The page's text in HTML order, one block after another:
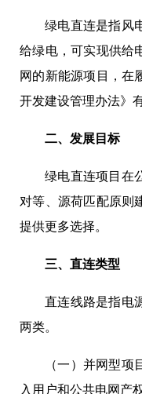
绿电直连是指风
给绿电，可实现供给
网的新能源项目，在
开发建设管理办法》
二、发展目标
绿电直连项目在
对等、源荷匹配原则
提供更多选择。
三、直连类型
直连线路是指电
两类。
（一）并网型
入用户和公共电网产